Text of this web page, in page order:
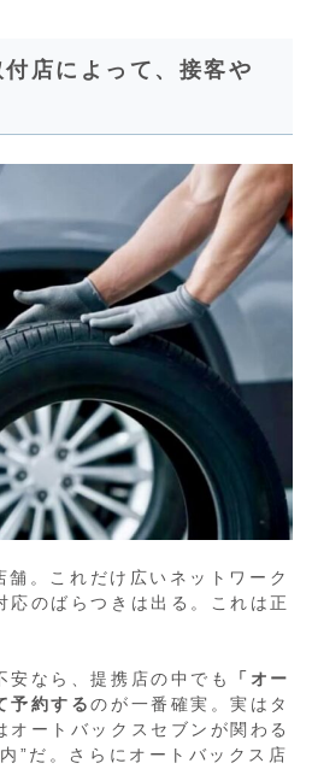
店によって、接客や
。これだけ広いネットワーク
応のばらつきは出る。これは正
安なら、提携店の中でも
「オー
予約するのが一番確実。実はタ
オートバックスセブンが関わる
”だ。さらにオートバックス店